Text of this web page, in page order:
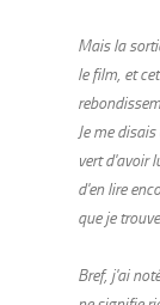
Mais la
le film, et
Je me
vert d'avoir
d'en lire
que je
Bref, j'ai